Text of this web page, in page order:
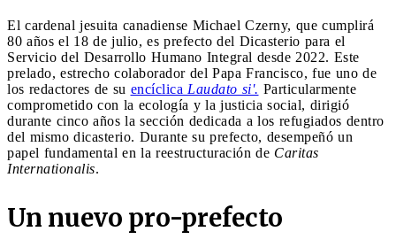
El cardenal jesuita canadiense Michael Czerny, que cumplirá
80 años el 18 de julio, es prefecto del Dicasterio para el
Servicio del Desarrollo Humano Integral desde 2022. Este
prelado, estrecho colaborador del Papa Francisco, fue uno de
los redactores de su encíclica Laudato si'. Particularmente
comprometido con la ecología y la justicia social, dirigió
durante cinco años la sección dedicada a los refugiados dentro
del mismo dicasterio. Durante su prefecto, desempeñó un
papel fundamental en la reestructuración de Caritas
Internationalis.
Un nuevo pro-prefecto